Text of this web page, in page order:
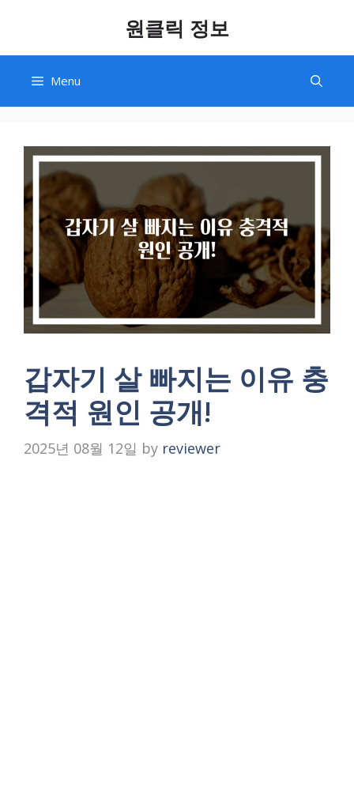
content
원클릭 정보
Menu
갑자기 살 빠지는 이유 충
격적 원인 공개!
2025년 08월 12일 by reviewer